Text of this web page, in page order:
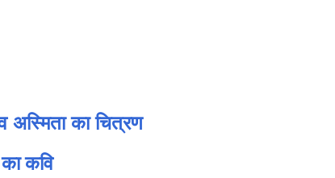
अस्मिता का चित्रण
कवि